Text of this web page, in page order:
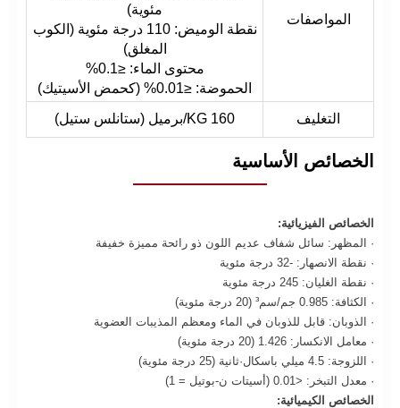
المواصفات
مئوية)
نقطة الوميض: 110 درجة مئوية (الكوب
المغلق)
محتوى الماء: ≤0.1%
الحموضة: ≤0.01% (كحمض الأسيتيك)
التغليف
160 KG/برميل (ستانلس ستيل)
الخصائص الأساسية
الخصائص الفيزيائية:
· المظهر: سائل شفاف عديم اللون ذو رائحة مميزة خفيفة
· نقطة الانصهار: -32 درجة مئوية
· نقطة الغليان: 245 درجة مئوية
· الكثافة: 0.985 جم/سم³ (20 درجة مئوية)
· الذوبان: قابل للذوبان في الماء ومعظم المذيبات العضوية
· معامل الانكسار: 1.426 (20 درجة مئوية)
· اللزوجة: 4.5 ميلي باسكال·ثانية (25 درجة مئوية)
· معدل التبخر: <0.01 (أسيتات ن-بوتيل = 1)
الخصائص الكيميائية: